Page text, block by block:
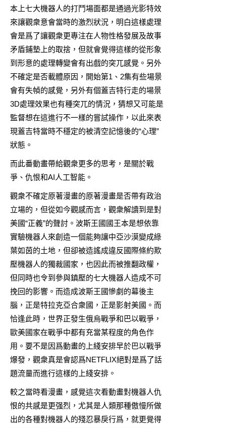
本上七大機器人的打鬥場面都是通過光影特效
來讓觀衆意會當時的激烈狀況，明白這樣處理
會是爲了讓觀衆更專注在人物性格發展及故事
矛盾鋪墊上的取捨，但就會覺得這樣的從形象
到形意的處理轉變會有出戲的突兀感覺。另外
不確定是否載體原因，開始第1、2集有些場景
會有失幀的感覺，另外有個蓋吉特行走的場景
3D處理效果也有種突兀的情況，猜想又可能是
監督想在這進行不一樣的嘗試操作，以此來表
現蓋吉特當時不穩定的被清空記憶後的“心理”
狀態。
而此番動畫帶給觀衆更多的思考，是關於戰
爭、仇恨和AI人工智能。
觀衆不確定原著漫畫的原著漫畫是否帶有政治
立場的，但從如今觀感而言，觀衆解讀到是對
美國“正義”的聲討。波斯王國國王本是想依靠
實驗機器人來創造一個能夠讓中亞沙漠變成綠
葉如茵的土地，但卻被造謠成違反國際條約欺
壓機器人的獨裁國家，也因此而被推翻政權，
但同時也令到參與鎮壓的七大機器人造成不可
挽回的影響。而造成波斯王國慘劇的幕後主
腦，正是特拉克亞合衆國，正是影射美國。而
恰逢此時，世界正發生俄烏戰爭和巴以戰爭，
歐美國家在戰爭中都有充當某程度的角色作
用。要不是因爲動畫的上綫安排早於巴以戰爭
爆發，觀衆真是會認爲NETFLIX絕對是爲了話
題流量而進行這樣的上綫安排。
較之當時看漫畫，感覺這次看動畫對機器人仇
恨的共感是更强烈，尤其是人類那種傲慢所做
出的各種對機器人的殘忍暴戾行爲，就更覺得